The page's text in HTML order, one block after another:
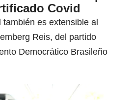
Covid
es extensible al
Reis, del partido
Democrático Brasileño